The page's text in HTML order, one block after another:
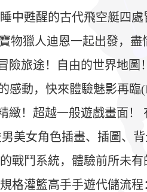
中甦醒的古代飛空艇四
物獵人迪恩一起出發，盡
險旅途！自由的世界地
感動，快來體驗魅影再臨
緻！超越一般遊戲畫面
美女角色插畫、插圖、
戰鬥系統，體驗前所未
格灌籃高手手遊代儲流程